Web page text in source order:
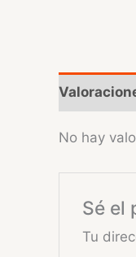
No hay
Sé el
Tu